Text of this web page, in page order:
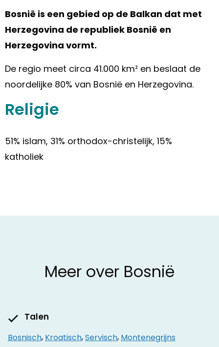
Bosnië is een gebied op de Balkan dat met
Herzegovina de republiek Bosnië en
Herzegovina vormt.
De regio meet circa 41.000 km² en beslaat de
noordelijke 80% van Bosnië en Herzegovina.
Religie
51% islam, 31% orthodox-christelijk, 15%
katholiek
Meer over Bosnië
Talen
Bosnisch, Kroatisch,Servisch, Montenegrijns